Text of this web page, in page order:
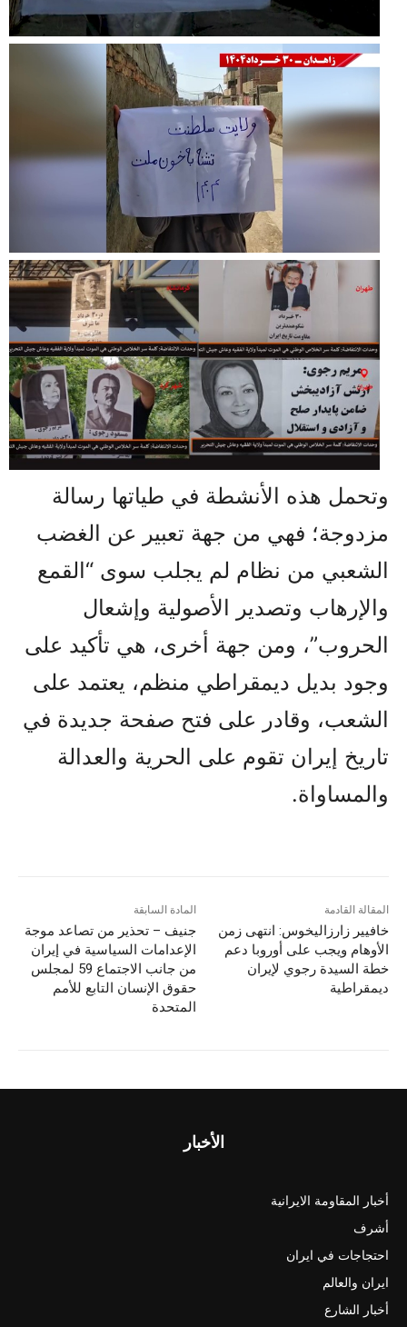
وتحمل هذه الأنشطة في طياتها رسالة
مزدوجة؛ فهي من جهة تعبير عن الغضب
الشعبي من نظام لم يجلب سوى “القمع
والإرهاب وتصدير الأصولية وإشعال
الحروب”، ومن جهة أخرى، هي تأكيد على
وجود بديل ديمقراطي منظم، يعتمد على
الشعب، وقادر على فتح صفحة جديدة في
تاريخ إيران تقوم على الحرية والعدالة
والمساواة.
المادة السابقة
جنيف – تحذير من تصاعد موجة
الإعدامات السياسية في إيران
من جانب الاجتماع 59 لمجلس
حقوق الإنسان التابع للأمم
المتحدة
المقالة القادمة
خافيير زارزاليخوس: انتهى زمن
الأوهام ويجب على أوروبا دعم
خطة السيدة رجوي لإيران
ديمقراطية
الأخبار
أخبار المقاومة الايرانية
أشرف
احتجاجات في ايران
ايران والعالم
أخبار الشارع